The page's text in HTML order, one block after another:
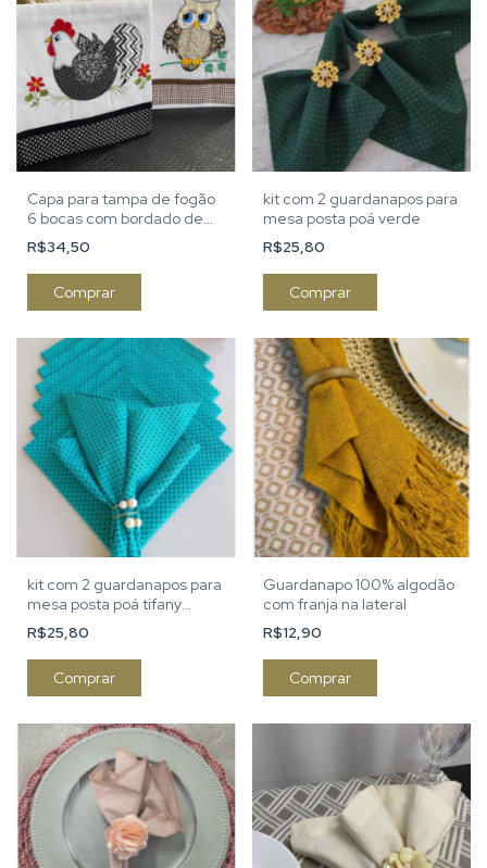
Capa para tampa de fogão
6 bocas com bordado de
coruja
R$34,50
Comprar
kit com 2 guardanapos para
mesa posta poá verde
R$25,80
Comprar
kit com 2 guardanapos para
mesa posta poá tifany
verde
R$25,80
Comprar
Guardanapo 100% algodão
com franja na lateral
R$12,90
Comprar